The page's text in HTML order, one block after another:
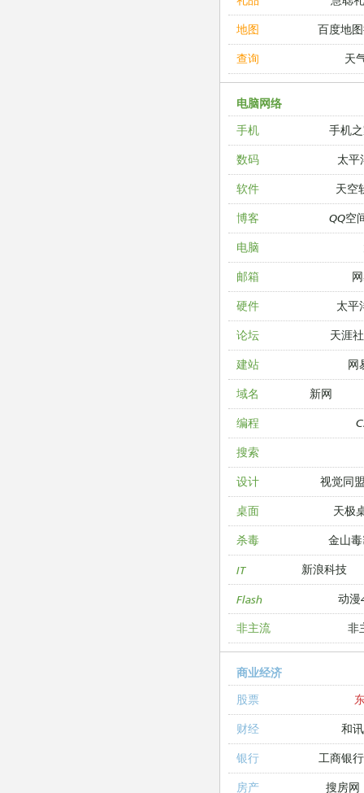
地图 百度地
查询 天
电脑网络
手机
手机
数码 太平
软件 天空
博客 QQ空
电脑
邮箱
硬件 太平
论坛 天涯
建站 网
域名 新网
编程
搜索
设计 视觉同
桌面 天极
杀毒 金山
IT 新浪科技
Flash 动漫
非主流 非
商业经济
股票
财经 和
银行 工商银行
房产 搜房网